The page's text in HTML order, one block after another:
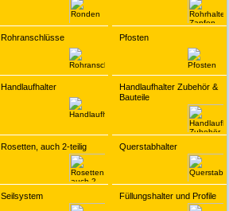
Rohranschlüsse Pfosten
Handlaufhalter
Handlaufhalter Zubehör &
Bauteile
Rosetten, auch 2-teilig Querstabhalter
Seilsystem Füllungshalter und Profile